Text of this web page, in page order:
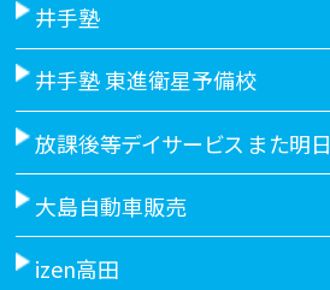
井手塾
井手塾 東進衛星予備校
放課後等デイサービス また明日
大島自動車販売
izen高田